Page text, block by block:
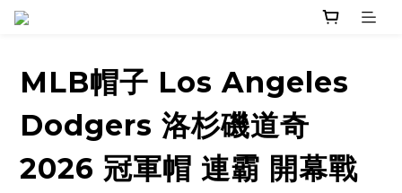
MLB帽子 Los Angeles
Dodgers 洛杉磯道奇
2026 冠軍帽 連霸 開幕戰